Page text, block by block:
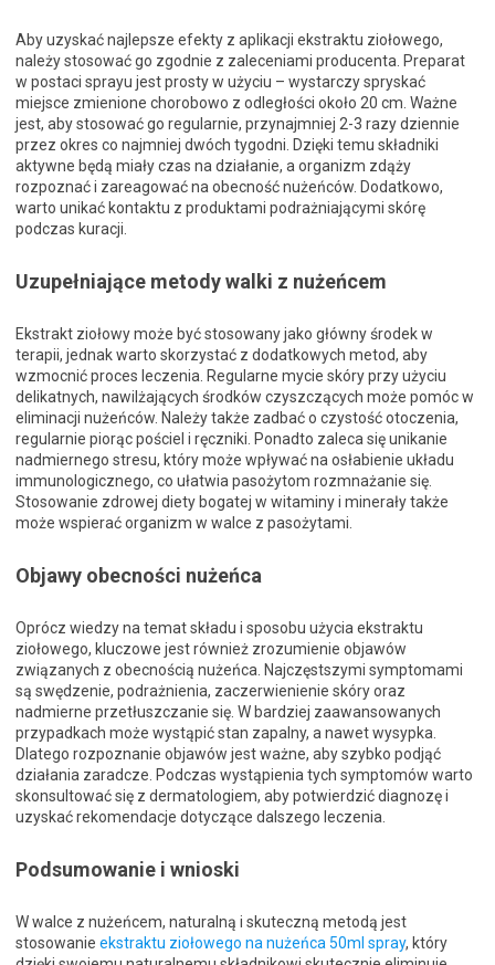
Aby uzyskać najlepsze efekty z aplikacji ekstraktu ziołowego,
należy stosować go zgodnie z zaleceniami producenta. Preparat
w postaci sprayu jest prosty w użyciu – wystarczy spryskać
miejsce zmienione chorobowo z odległości około 20 cm. Ważne
jest, aby stosować go regularnie, przynajmniej 2-3 razy dziennie
przez okres co najmniej dwóch tygodni. Dzięki temu składniki
aktywne będą miały czas na działanie, a organizm zdąży
rozpoznać i zareagować na obecność nużeńców. Dodatkowo,
warto unikać kontaktu z produktami podrażniającymi skórę
podczas kuracji.
Uzupełniające metody walki z nużeńcem
Ekstrakt ziołowy może być stosowany jako główny środek w
terapii, jednak warto skorzystać z dodatkowych metod, aby
wzmocnić proces leczenia. Regularne mycie skóry przy użyciu
delikatnych, nawilżających środków czyszczących może pomóc w
eliminacji nużeńców. Należy także zadbać o czystość otoczenia,
regularnie piorąc pościel i ręczniki. Ponadto zaleca się unikanie
nadmiernego stresu, który może wpływać na osłabienie układu
immunologicznego, co ułatwia pasożytom rozmnażanie się.
Stosowanie zdrowej diety bogatej w witaminy i minerały także
może wspierać organizm w walce z pasożytami.
Objawy obecności nużeńca
Oprócz wiedzy na temat składu i sposobu użycia ekstraktu
ziołowego, kluczowe jest również zrozumienie objawów
związanych z obecnością nużeńca. Najczęstszymi symptomami
są swędzenie, podrażnienia, zaczerwienienie skóry oraz
nadmierne przetłuszczanie się. W bardziej zaawansowanych
przypadkach może wystąpić stan zapalny, a nawet wysypka.
Dlatego rozpoznanie objawów jest ważne, aby szybko podjąć
działania zaradcze. Podczas wystąpienia tych symptomów warto
skonsultować się z dermatologiem, aby potwierdzić diagnozę i
uzyskać rekomendacje dotyczące dalszego leczenia.
Podsumowanie i wnioski
W walce z nużeńcem, naturalną i skuteczną metodą jest
stosowanie ekstraktu ziołowego na nużeńca 50ml spray, który